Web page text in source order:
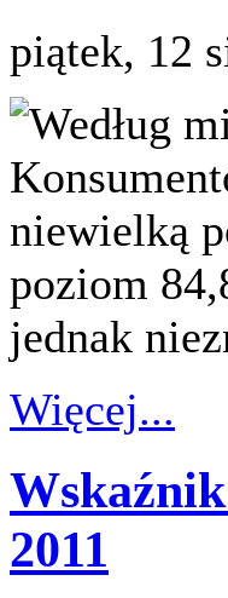
piątek, 12
Według
niewielką
poziom
jednak
Więcej...
2011